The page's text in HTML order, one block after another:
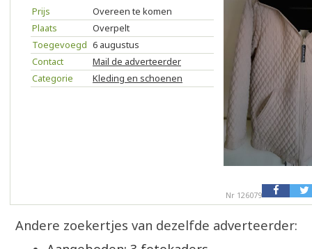
Prijs
Overeen te komen
Plaats
Overpelt
Toegevoegd 6 augustus
Contact
Mail de adverteerder
Categorie
Kleding en schoenen
Nr 126079
Andere zoekertjes van dezelfde adverteerder: